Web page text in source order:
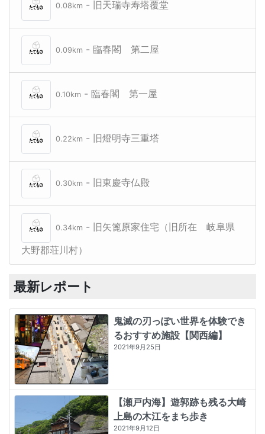
0.08km - 旧天瑞寺寿塔覆堂
0.09km - 臨春閣 第二屋
0.10km - 臨春閣 第一屋
0.22km - 旧燈明寺三重塔
0.30km - 旧東慶寺仏殿
0.34km - 旧矢篦原家住宅（旧所在 岐阜県
大野郡荘川村）
最新レポート
鬼滅の刃っぽい世界を体験でき
るおすすめ施設【関西編】
2021年9月25日
【瀬戸内海】遊郭跡も残る大崎
上島の木江をまち歩き
2021年9月12日